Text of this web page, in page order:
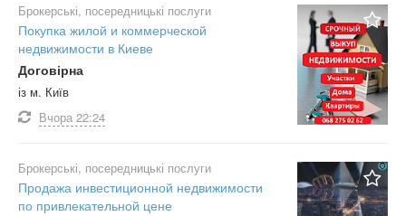
Брокерські, посередницькі послуги
Покупка жилой и коммерческой
недвижимости в Киеве
Договірна
із м. Київ
Вчора 22:24
Брокерські, посередницькі послуги
Продажа инвестиционной недвижимости
по привлекательной цене